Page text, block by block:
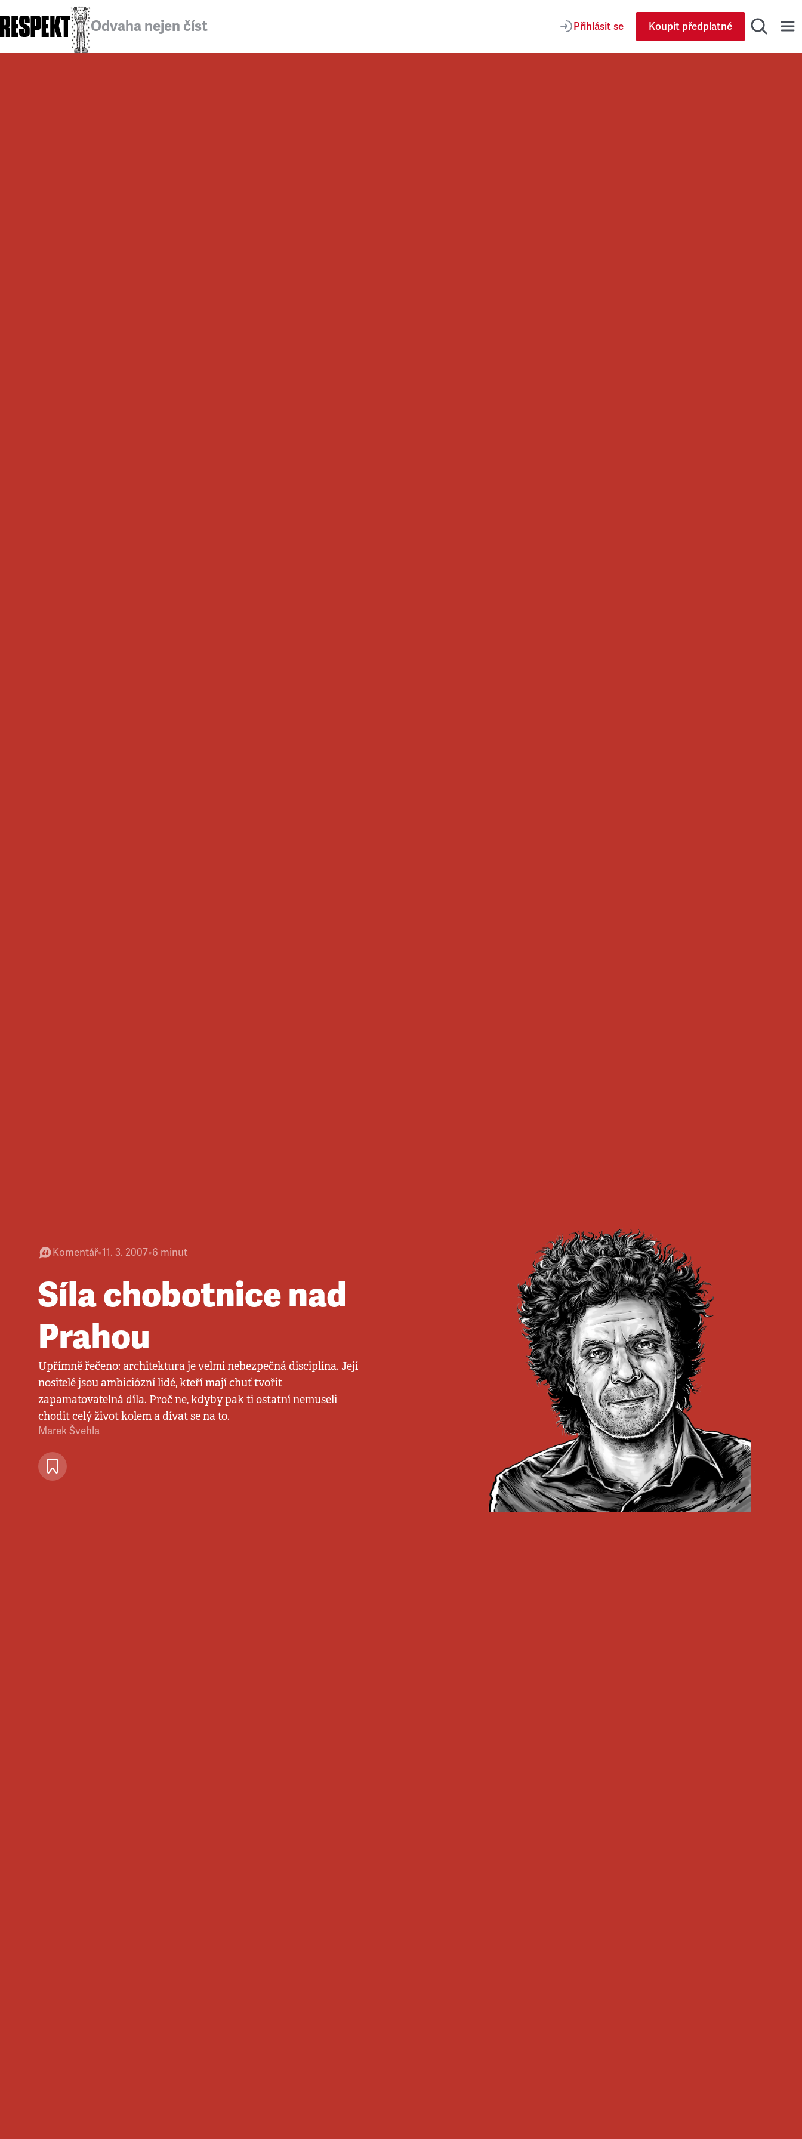
Odvaha nejen číst Přihlásit se Koupit předplatné
Komentář•11. 3. 2007•6 minut
Síla chobotnice nad
Prahou
Upřímně řečeno: architektura je velmi nebezpečná disciplína. Její
nositelé jsou ambiciózní lidé, kteří mají chuť tvořit
zapamatovatelná díla. Proč ne, kdyby pak ti ostatní nemuseli
chodit celý život kolem a dívat se na to.
Marek Švehla